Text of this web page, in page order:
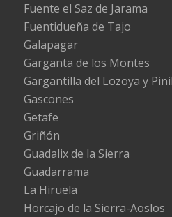
Fuente el Saz de Jarama
Fuentidueña de Tajo
Galapagar
Garganta de los Montes
Gargantilla del Lozoya y
Gascones
Getafe
Griñón
Guadalix de la Sierra
Guadarrama
La Hiruela
Horcajo de la Sierra-Aoslos